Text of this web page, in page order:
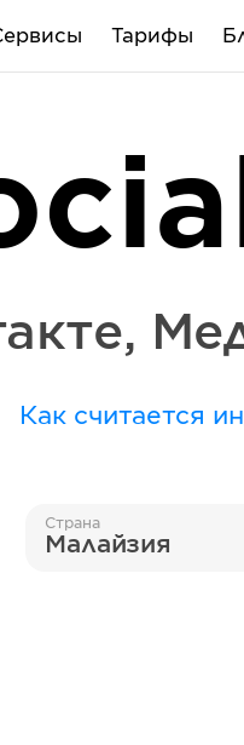
Тарифы
,
Как считается
Страна
Малайзия